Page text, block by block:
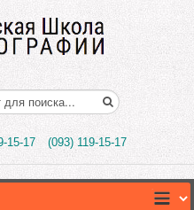
15-17 (093) 119-15-17